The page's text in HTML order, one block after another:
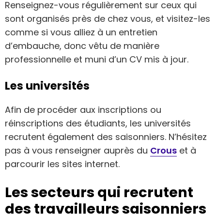
Renseignez-vous régulièrement sur ceux qui
sont organisés près de chez vous, et visitez-les
comme si vous alliez à un entretien
d’embauche, donc vêtu de manière
professionnelle et muni d’un CV mis à jour.
Les universités
Afin de procéder aux inscriptions ou
réinscriptions des étudiants, les universités
recrutent également des saisonniers. N’hésitez
pas à vous renseigner auprès du Crous et à
parcourir les sites internet.
Les secteurs qui recrutent
des travailleurs saisonniers